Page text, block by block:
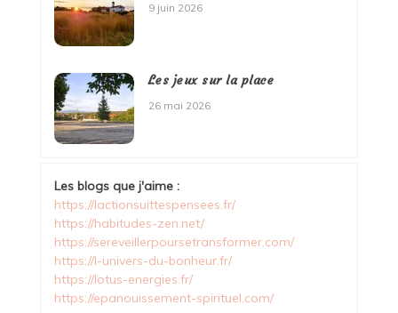
9 juin 2026
Les jeux sur la place
26 mai 2026
Les blogs que j'aime :
https://lactionsuittespensees.fr/
https://habitudes-zen.net/
https://sereveillerpoursetransformer.com/
https://l-univers-du-bonheur.fr/
https://lotus-energies.fr/
https://epanouissement-spirituel.com/